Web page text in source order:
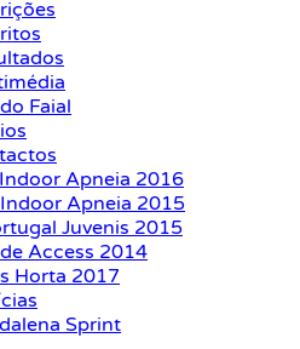
Faial
Apneia 2016
Apneia 2015
Juvenis 2015
Access 2014
Horta 2017
Sprint